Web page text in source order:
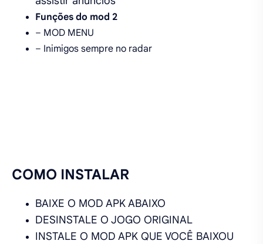
Funções do mod 2
– MOD MENU
– Inimigos sempre no radar
COMO INSTALAR
BAIXE O MOD APK ABAIXO
DESINSTALE O JOGO ORIGINAL
INSTALE O MOD APK QUE VOCÊ BAIXOU